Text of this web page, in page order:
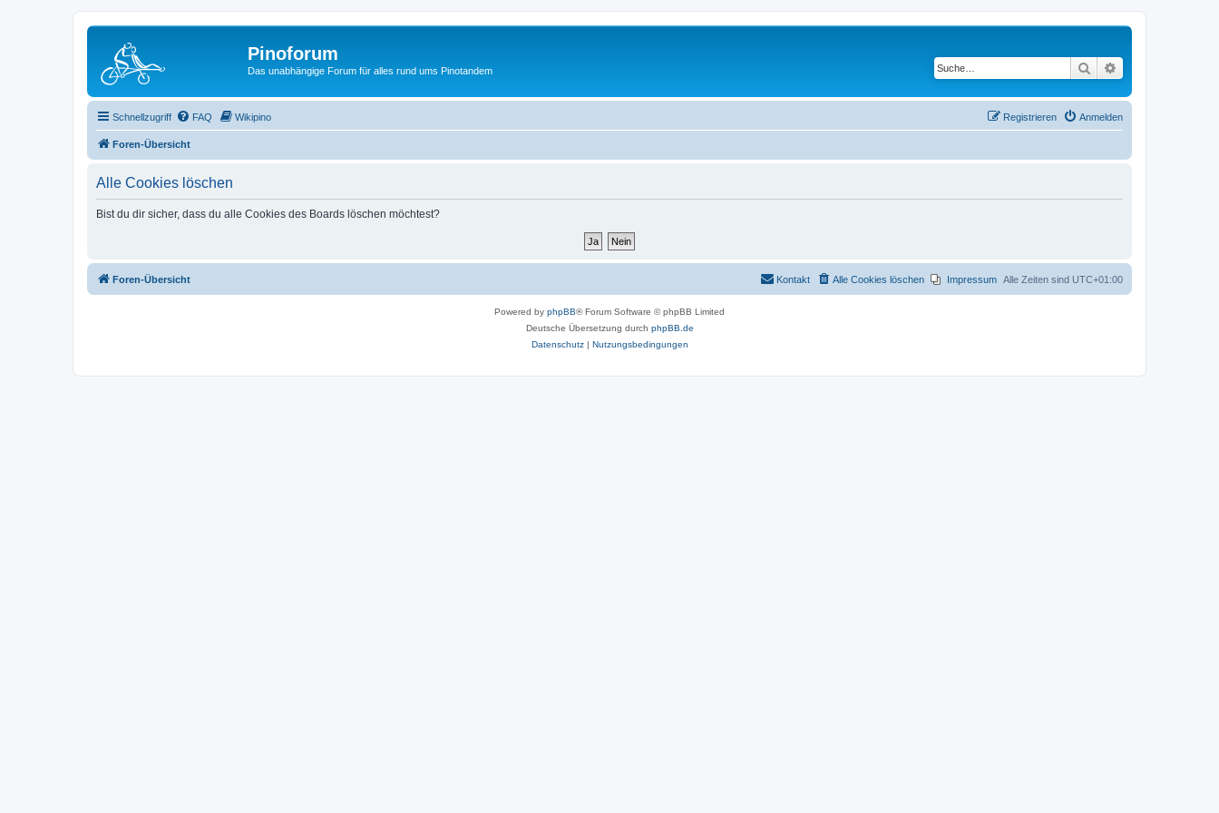
Pinoforum
Das unabhängige Forum für alles rund ums Pinotandem Suche
Schnellzugriff FAQ Wikipino Anmelden
Registrieren
Foren-Übersicht
Alle Cookies löschen
Bist du dir sicher, dass du alle Cookies des Boards löschen möchtest?
Foren-Übersicht Alle Zeiten sind UTC+01:00
Impressum
Alle Cookies löschen
Kontakt
Powered by phpBB® Forum Software © phpBB Limited
Deutsche Übersetzung durch phpBB.de
Datenschutz| Nutzungsbedingungen